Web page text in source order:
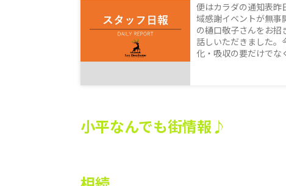
便はカラダの通知表昨
域感謝イベントが無事
の樋口敬子さんをお
話しいただきました。
化・吸収の要だけでな
小平なんでも街情報♪